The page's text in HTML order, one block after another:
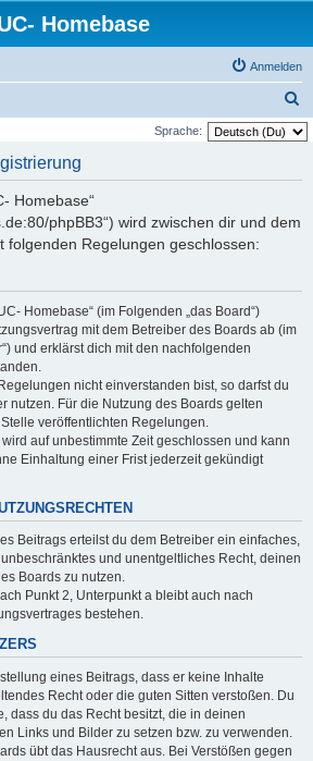
Homebase
Anmelden
u
Sprache:
Homebase“
phpBB3“) wird zwischen dir und dem
folgenden Regelungen geschlossen:
Homebase“ (im Folgenden „das Board“)
mit dem Betreiber des Boards ab (im
und erklärst dich mit den nachfolgenden
nicht einverstanden bist, so darfst du
nutzen. Für die Nutzung des Boards gelten
veröffentlichten Regelungen.
auf unbestimmte Zeit geschlossen und kann
Einhaltung einer Frist jederzeit gekündigt
Beitrags erteilst du dem Betreiber ein einfaches,
und unentgeltliches Recht, deinen
Boards zu nutzen.
Punkt 2, Unterpunkt a bleibt auch nach
bestehen.
eines Beitrags, dass er keine Inhalte
Recht oder die guten Sitten verstoßen. Du
dass du das Recht besitzt, die in deinen
Links und Bilder zu setzen bzw. zu verwenden.
übt das Hausrecht aus. Bei Verstößen gegen